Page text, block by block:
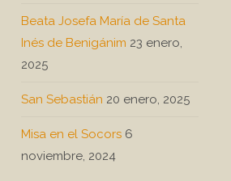
Beata Josefa María de Santa
Inés de Benigánim 23 enero,
2025
San Sebastián 20 enero, 2025
Misa en el Socors 6
noviembre, 2024